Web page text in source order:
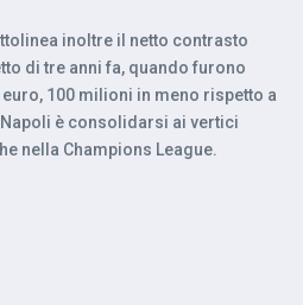
inoltre il netto contrasto
di tre anni fa, quando furono
100 milioni in meno rispetto a
Napoli è consolidarsi ai vertici
nella Champions League.